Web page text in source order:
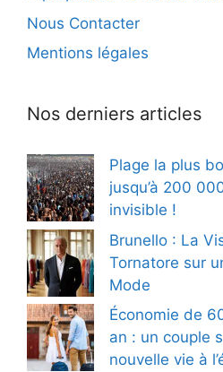
Nous Contacter
Mentions légales
Nos derniers articles
Plage la plus
jusqu’à 200
invisible !
Brunello : La
Tornatore sur
Mode
Économie de
an : un couple
nouvelle vie à